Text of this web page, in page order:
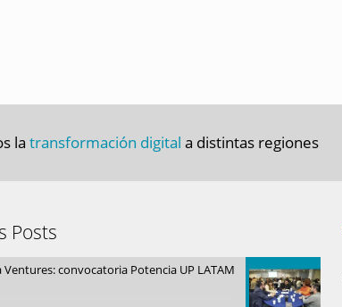
la transformación digital a distintas regiones
Posts
Ventures: convocatoria Potencia UP LATAM